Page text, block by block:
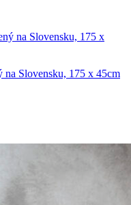
Slovensku, 175 x 45cm